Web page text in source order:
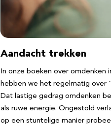
Aandacht trekken
In onze boeken over omdenken
hebben we het regelmatig over
Dat lastige gedrag omdenken
als ruwe energie. Ongestold
op een stuntelige manier